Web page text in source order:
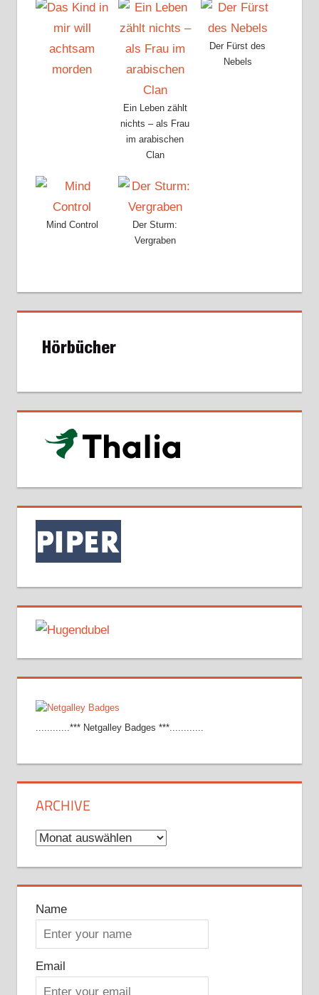
Ein Leben zählt
nichts – als Frau
im arabischen
Clan
Der Fürst des
Nebels
Mind Control
Der Sturm:
Vergraben
............*** Netgalley Badges ***............
ARCHIVE
Archive
Name
Email